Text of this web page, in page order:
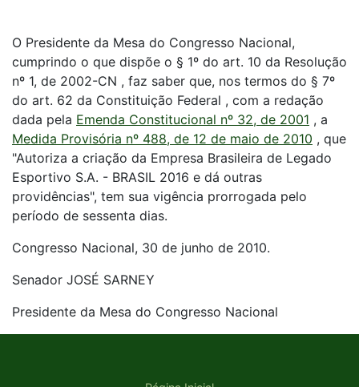
O Presidente da Mesa do Congresso Nacional,
cumprindo o que dispõe o § 1º do art. 10 da Resolução
nº 1, de 2002-CN , faz saber que, nos termos do § 7º
do art. 62 da Constituição Federal , com a redação
dada pela Emenda Constitucional nº 32, de 2001 , a
Medida Provisória nº 488, de 12 de maio de 2010 , que
"Autoriza a criação da Empresa Brasileira de Legado
Esportivo S.A. - BRASIL 2016 e dá outras
providências", tem sua vigência prorrogada pelo
período de sessenta dias.
Congresso Nacional, 30 de junho de 2010.
Senador JOSÉ SARNEY
Presidente da Mesa do Congresso Nacional